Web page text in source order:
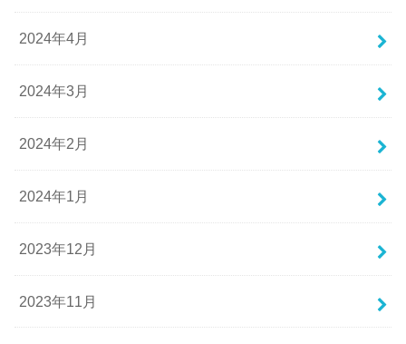
2024年4月
2024年3月
2024年2月
2024年1月
2023年12月
2023年11月